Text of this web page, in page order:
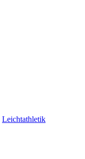
Leichtathletik